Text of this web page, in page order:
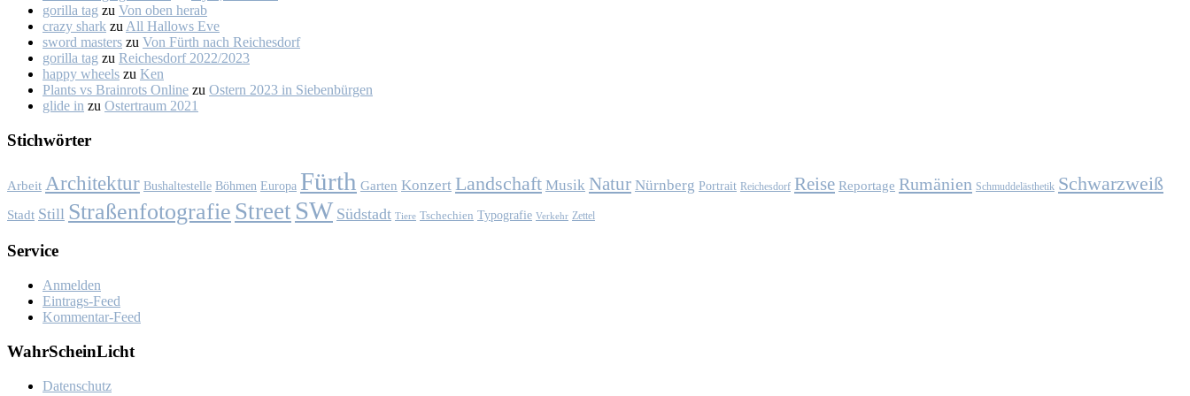
gorilla tag zu Von oben her­ab
crazy shark zu All Hal­lows Eve
sword masters zu Von Fürth nach Rei­ches­dorf
gorilla tag zu Rei­ches­dorf 2022/2023
happy wheels zu Ken
Plants vs Brainrots Online zu Os­tern 2023 in Sie­ben­bür­gen
glide in zu Os­ter­traum 2021
Stich­wör­ter
Arbeit Architektur Bushaltestelle Böhmen Europa Fürth Garten Konzert Landschaft Musik Natur Nürnberg Portrait Reichesdorf Reise Reportage Rumänien Schmuddelästhetik Schwarzweiß
Stadt Still Straßenfotografie Street SW Südstadt Tiere Tschechien Typografie Verkehr Zettel
Ser­vice
Anmelden
Eintrags-Feed
Kommentar-Feed
Wahr­Schein­Licht
Da­ten­schutz